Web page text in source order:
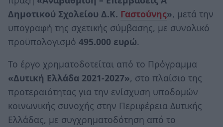
Δημοτικού Σχολείου Δ.Κ. Γαστούνης», μετά την
υπογραφή της σχετικής σύμβασης, με συνολικό
προϋπολογισμό 495.000 ευρώ.
Το έργο χρηματοδοτείται από το Πρόγραμμα
«Δυτική Ελλάδα 2021-2027», στο πλαίσιο της
προτεραιότητας για την ενίσχυση υποδομών
κοινωνικής συνοχής στην Περιφέρεια Δυτικής
Ελλάδας, με συγχρηματοδότηση από το